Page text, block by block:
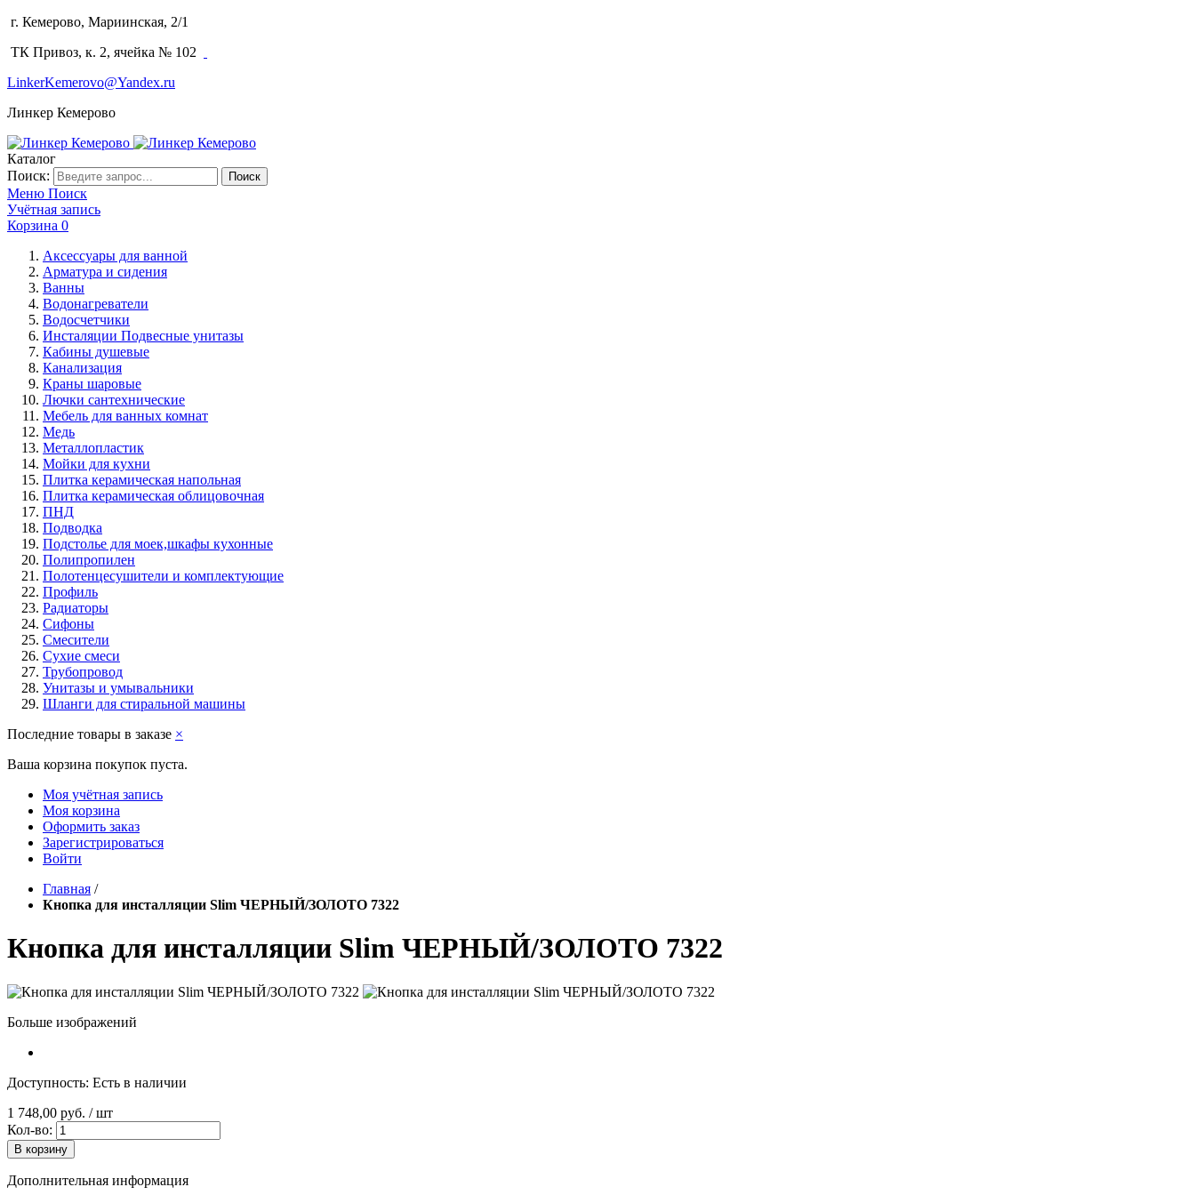
г. Кемерово, Мариинская, 2/1
ТК Привоз, к. 2, ячейка № 102
LinkerKemerovo@Yandex.ru
Линкер Кемерово
Каталог
Поиск:
Поиск
Меню Поиск
Учётная запись
Корзина 0
Аксессуары для ванной
Арматура и сидения
Ванны
Водонагреватели
Водосчетчики
Инсталяции Подвесные унитазы
Кабины душевые
Канализация
Краны шаровые
Лючки сантехнические
Мебель для ванных комнат
Медь
Металлопластик
Мойки для кухни
Плитка керамическая напольная
Плитка керамическая облицовочная
ПНД
Подводка
Подстолье для моек,шкафы кухонные
Полипропилен
Полотенцесушители и комплектующие
Профиль
Радиаторы
Сифоны
Смесители
Сухие смеси
Трубопровод
Унитазы и умывальники
Шланги для стиральной машины
Последние товары в заказе ×
Ваша корзина покупок пуста.
Моя учётная запись
Моя корзина
Оформить заказ
Зарегистрироваться
Войти
Главная /
Кнопка для инсталляции Slim ЧЕРНЫЙ/ЗОЛОТО 7322
Кнопка для инсталляции Slim ЧЕРНЫЙ/ЗОЛОТО 7322
Больше изображений
Доступность: Есть в наличии
1 748,00 руб. / шт
Кол-во:
В корзину
Дополнительная информация